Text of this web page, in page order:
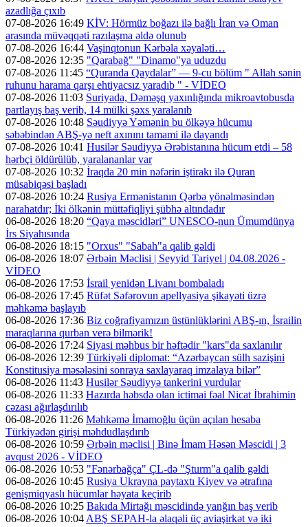
azadlığa çıxıb
07-08-2026 16:49 KİV: Hörmüz boğazı ilə bağlı İran və Oman
arasında müvəqqəti razılaşma əldə olunub
07-08-2026 16:44 Vaşinqtonun Kərbəla xəyaləti…
07-08-2026 12:35 "Qarabağ" "Dinamo"ya uduzdu
07-08-2026 11:45 “Quranda Qaydalar” — 9-cu bölüm " Allah sənin
ruhunu harama qarşı ehtiyacsız yaradıb " - VİDEO
07-08-2026 11:03 Suriyada, Dəməşq yaxınlığında mikroavtobusda
partlayış baş verib, 14 mülki şəxs yaralanıb
07-08-2026 10:48 Səudiyyə Yəmənin bu ölkəyə hücumu
səbəbindən ABŞ-yə neft axınını tamami ilə dayandı
07-08-2026 10:41 Husilər Səudiyyə Ərəbistanına hücum etdi – 58
hərbçi öldürülüb, yaralananlar var
07-08-2026 10:32 İraqda 20 min nəfərin iştirakı ilə Quran
müsabiqəsi başladı
07-08-2026 10:24 Rusiya Ermənistanın Qərbə yönəlməsindən
narahatdır; İki ölkənin müttəfiqliyi şübhə altındadır
06-08-2026 18:20 “Qaya məscidləri” UNESCO-nun Ümumdünya
İrs Siyahısında
06-08-2026 18:15 "Orxus" "Sabah"a qalib gəldi
06-08-2026 18:07 Ərbəin Məclisi | Seyyid Tariyel | 04.08.2026 -
VİDEO
06-08-2026 17:53 İsrail yenidən Livanı bombaladı
06-08-2026 17:45 Rüfət Səfərovun apellyasiya şikayəti üzrə
məhkəmə başlayıb
06-08-2026 17:36 Biz coğrafiyamızın üstünlüklərini ABŞ-ın, İsrailin
maraqlarına qurban verə bilmərik!
06-08-2026 17:24 Siyasi məhbus bir həftədir "kars"da saxlanılır
06-08-2026 12:39 Türkiyəli diplomat: “Azərbaycan sülh sazişini
Konstitusiya məsələsini sonraya saxlayaraq imzalaya bilər”
06-08-2026 11:43 Husilər Səudiyyə tankerini vurdular
06-08-2026 11:33 Hazırda həbsdə olan ictimai fəal Nicat İbrahimin
cəzası ağırlaşdırılıb
06-08-2026 11:26 Məhkəmə İmamoğlu üçün açılan hesaba
Türkiyədən girişi məhdudlaşdırıb
06-08-2026 10:59 Ərbəin məclisi | Binə İmam Həsən Məscidi | 3
avqust 2026 - VİDEO
06-08-2026 10:53 "Fənərbağça" ÇL-də "Şturm"a qalib gəldi
06-08-2026 10:45 Rusiya Ukrayna paytaxtı Kiyev və ətrafına
genişmiqyaslı hücumlar həyata keçirib
06-08-2026 10:25 Bakıda Mirtağı məscidində yanğın baş verib
06-08-2026 10:04 ABŞ SEPAH-la əlaqəli üç aviaşirkət və iki